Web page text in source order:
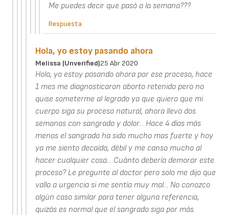
Me puedes decir que pasó a la semana???
Respuesta
Hola, yo estoy pasando ahora
Melissa (unverified)25 Abr 2020
Hola, yo estoy pasando ahora por ese proceso, hace
1 mes me diagnosticaron aborto retenido pero no
quise someterme al legrado ya que quiero que mi
cuerpo siga su proceso natural, ahora llevo dos
semanas con sangrado y dolor... Hace 4 días más
menos el sangrado ha sido mucho mas fuerte y hoy
ya me siento decaída, débil y me canso mucho al
hacer cualquier cosa... Cuánto debería demorar este
proceso? Le pregunte al doctor pero solo me dijo que
valla a urgencia si me sentía muy mal... No conozco
algún caso similar para tener alguna referencia,
quizás es normal que el sangrado siga por más